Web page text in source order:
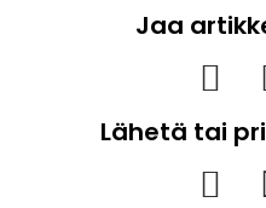
Jaa
Lähetä tai